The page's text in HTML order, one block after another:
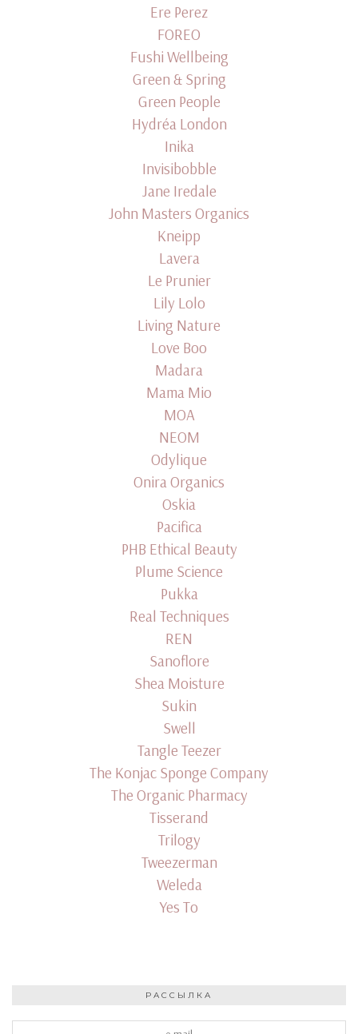
Ere Perez
FOREO
Fushi Wellbeing
Green & Spring
Green People
Hydréa London
Inika
Invisibobble
Jane Iredale
John Masters Organics
Kneipp
Lavera
Le Prunier
Lily Lolo
Living Nature
Love Boo
Madara
Mama Mio
MOA
NEOM
Odylique
Onira Organics
Oskia
Pacifica
PHB Ethical Beauty
Plume Science
Pukka
Real Techniques
REN
Sanoflore
Shea Moisture
Sukin
Swell
Tangle Teezer
The Konjac Sponge Company
The Organic Pharmacy
Tisserand
Trilogy
Tweezerman
Weleda
Yes To
РАССЫЛКА